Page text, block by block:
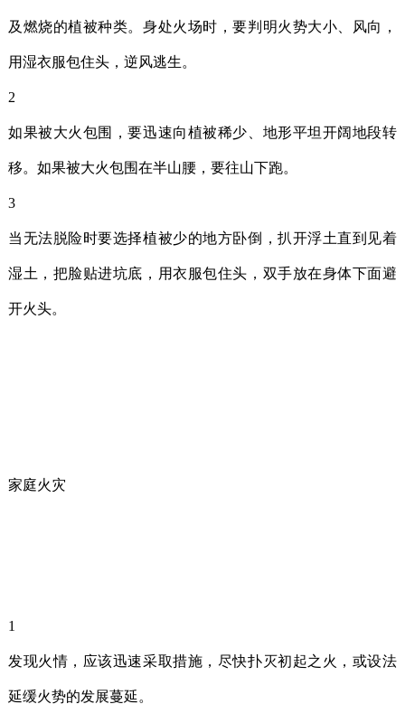
及燃烧的植被种类。身处火场时，要判明火势大小、风向，
用湿衣服包住头，逆风逃生。
2
如果被大火包围，要迅速向植被稀少、地形平坦开阔地段转
移。如果被大火包围在半山腰，要往山下跑。
3
当无法脱险时要选择植被少的地方卧倒，扒开浮土直到见着
湿土，把脸贴进坑底，用衣服包住头，双手放在身体下面避
开火头。
家庭火灾
1
发现火情，应该迅速采取措施，尽快扑灭初起之火，或设法
延缓火势的发展蔓延。